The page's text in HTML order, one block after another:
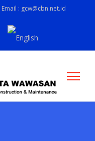
Email : gcw@cbn.net.id